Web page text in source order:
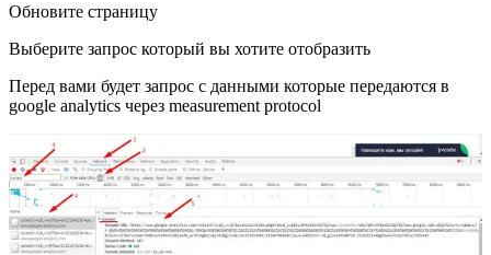
Обновите страницу
Выберите запрос который вы хотите отобразить
Перед вами будет запрос с данными которые передаются в
google analytics через measurement protocol